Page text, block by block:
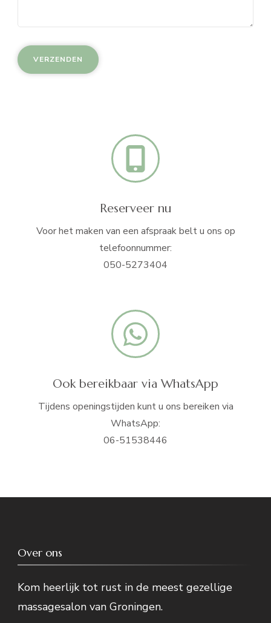
Reserveer nu
Voor het maken van een afspraak belt u ons op
telefoonnummer:
050-5273404
Ook bereikbaar via WhatsApp
Tijdens openingstijden kunt u ons bereiken via
WhatsApp:
06-51538446
Over ons
Kom heerlijk tot rust in de meest gezellige
massagesalon van Groningen.